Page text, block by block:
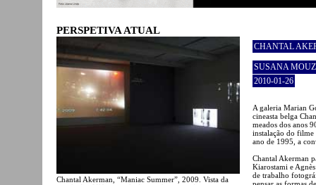
PERSPETIVA ATUAL
Chantal Akerman, “Maniac Summer”, 2009. Vista da
CHANTAL
SUSANA
2010-01-26
A galeria Marian
cineasta belga
meados dos anos
instalação do filme
ano de 1995, a
Chantal Akerman
Kiarostami e
de trabalho